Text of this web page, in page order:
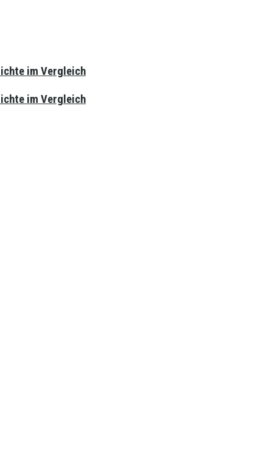
im Vergleich
im Vergleich